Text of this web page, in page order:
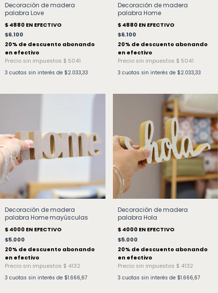
Decoración de madera
palabra Love
$6.100
3 cuotas sin interés de $2.033,33
Decoración de madera
palabra Home
$6.100
3 cuotas sin interés de $2.033,33
Decoración de madera
palabra Home mayúsculas
$5.000
3 cuotas sin interés de $1.666,67
Decoración de madera
palabra Hola
$5.000
3 cuotas sin interés de $1.666,67